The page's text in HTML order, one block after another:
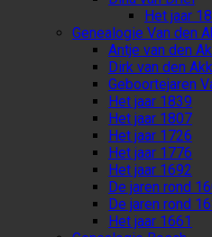
Het jaar
Genealogie Van den
Antje van den
Dirk van den
Geboortejaren
Het jaar 1839
Het jaar 1807
Het jaar 1726
Het jaar 1776
Het jaar 1692
De jaren rond
De jaren rond
Het jaar 1661